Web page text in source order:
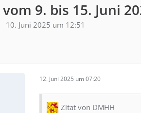
9. bis 15. Juni
10. Juni 2025 um 12:51
12. Juni 2025 um 07:20
Zitat von DMHH